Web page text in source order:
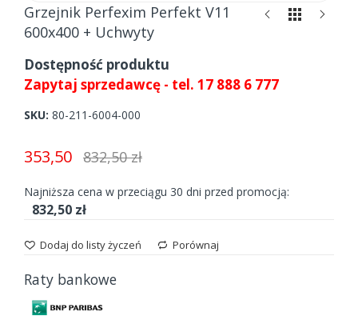
Skip
to
beginning
of
the
images
Grzejnik Perfexim Perfekt V11
600x400 + Uchwyty
Dostępność produktu
Zapytaj sprzedawcę - tel. 17 888 6 777
SKU 80-211-6004-000
353,50 832,50 zł
Najniższa cena w przeciągu 30 dni przed promocją:
832,50 zł
Dodaj do listy życzeń Porównaj
Raty bankowe